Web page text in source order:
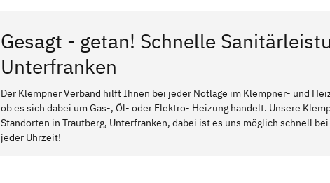
Gesagt - getan! Schnelle
Unterfranken
Der Klempner Verband hilft Ihnen bei jeder Notlage im Klempner- und
ob es sich dabei um Gas-, Öl- oder Elektro- Heizung handelt. Unsere
Standorten in Trautberg, Unterfranken, dabei ist es uns möglich schnell
jeder Uhrzeit!